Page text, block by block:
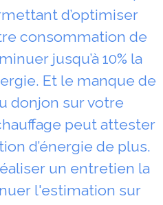
d’optimiser
consommation de
jusqu’à 10% la
Et le manque de
donjon sur votre
peut attester
d’énergie de plus.
un entretien la
l'estimation sur